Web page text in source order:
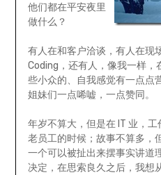
他们都在平安夜里
做什么？
有人在和客户洽谈，有人在现
Coding，还有人，像我一样，
些小众的、自我感觉有一点点
姐妹们一点唏嘘，一点赞同。
年岁不算大，但是在 IT 业，
老员工的时候；故事不算多，
一个可以被扯出来摆事实讲道
决定，在思索良久之后，我想